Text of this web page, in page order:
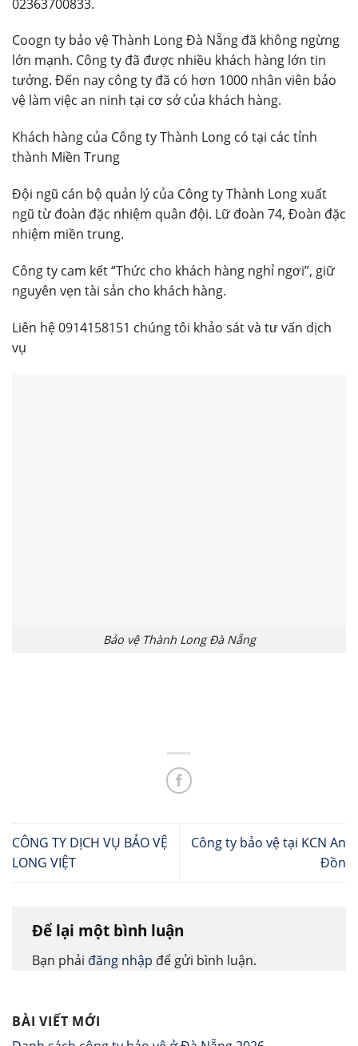
02363700833.
Coogn ty bảo vệ Thành Long Đà Nẵng đã không ngừng
lớn mạnh. Công ty đã được nhiều khách hàng lớn tin
tưởng. Đến nay công ty đã có hơn 1000 nhân viên bảo
vệ làm việc an ninh tại cơ sở của khách hàng.
Khách hàng của Công ty Thành Long có tại các tỉnh
thành Miền Trung
Đội ngũ cán bộ quản lý của Công ty Thành Long xuất
ngũ từ đoàn đặc nhiệm quân đội. Lữ đoàn 74, Đoàn đặc
nhiệm miền trung.
Công ty cam kết “Thức cho khách hàng nghỉ ngơi”, giữ
nguyên vẹn tài sản cho khách hàng.
Liên hệ 0914158151 chúng tôi khảo sát và tư vấn dịch
vụ
Bảo vệ Thành Long Đà Nẵng
CÔNG TY DỊCH VỤ BẢO VỆ
LONG VIỆT
Công ty bảo vệ tại KCN An
Đồn
Để lại một bình luận
Bạn phải đăng nhập để gửi bình luận.
BÀI VIẾT MỚI